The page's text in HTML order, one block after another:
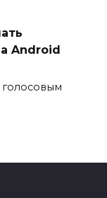
Android
голосовым